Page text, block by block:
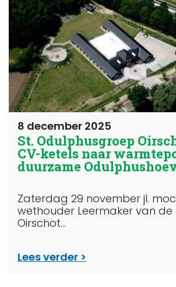
8 december 2025
St. Odulphusgroep
CV-ketels naar
duurzame
Zaterdag 29 november jl.
wethouder Leermaker van
Oirschot...
Lees verder